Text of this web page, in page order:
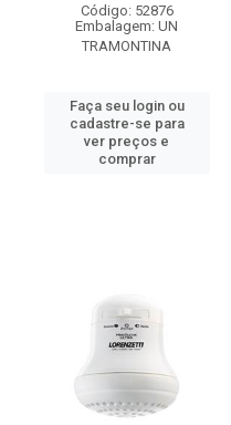
Código: 52876
Embalagem: UN
TRAMONTINA
Faça seu login ou
cadastre-se para
ver preços e
comprar